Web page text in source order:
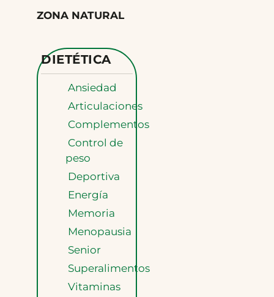
ZONA NATURAL
DIETÉTICA
Ansiedad
Articulaciones
Complementos
Control de
peso
Deportiva
Energía
Memoria
Menopausia
Senior
Superalimentos
Vitaminas